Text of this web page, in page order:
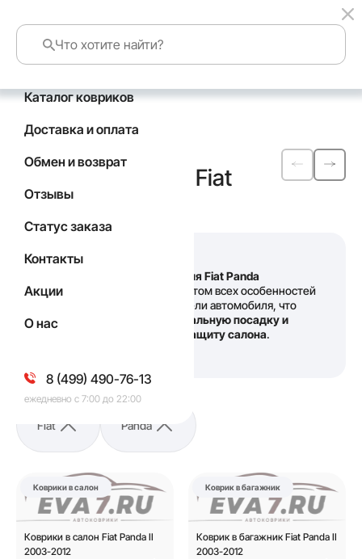
Каталог ковриков
Доставка и оплата
Обмен и возврат
Отзывы
Статус заказа
Контакты
Акции
О нас
8 (499) 490-76-13
ежедневно с 7:00 до 22:00
Автомобильные
коврикиEVA
для Fiat
Panda
коврики для Fiat Panda
выполнены с учетом всех особенностей
конкретной модели автомобиля, что
идеальную посадку и
качественную защиту салона.
Fiat Panda
Коврики в салон
Коврики в салон Fiat Panda II
2003-2012
Коврик в багажник
Коврик в багажник Fiat Panda II
2003-2012